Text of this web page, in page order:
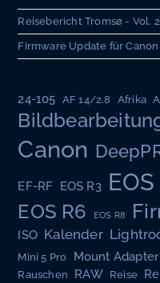
Reisebericht Tromsø - Vol. 2
Firmware Update für Canon
24-105 AF 14/2.8 Afrika
Canon
EF-RF EOS R3
EOS R6 EOS R8
ISO Kalender
Mini 5 Pro Mount Adapter
Rauschen RAW Reise